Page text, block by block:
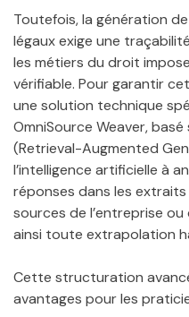
Toutefois, la génération
légaux exige une
les métiers du droit
vérifiable. Pour garantir
une solution technique
OmniSource Weaver,
(Retrieval-Augmented
l’intelligence artificielle à
réponses dans les
sources de l’entreprise ou
ainsi toute extrapolation
Cette structuration
avantages pour les